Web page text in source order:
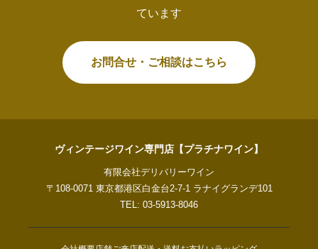
ています
お問合せ・ご相談はこちら
ヴィンテージワイン専門店【プラチナワイン】
有限会社デリバリーワイン
〒108-0071 東京都港区白金台2-7-1 ラナイグランデ101
TEL: 03-5913-8046